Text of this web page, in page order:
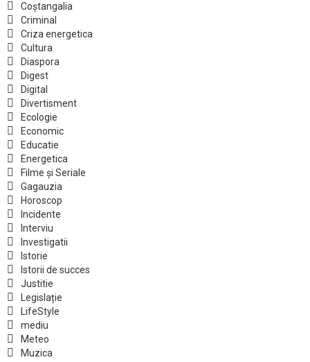
Coștangalia
Criminal
Criza energetica
Cultura
Diaspora
Digest
Digital
Divertisment
Ecologie
Economic
Educatie
Energetica
Filme și Seriale
Gagauzia
Horoscop
Incidente
Interviu
Investigatii
Istorie
Istorii de succes
Justitie
Legislație
LifeStyle
mediu
Meteo
Muzica